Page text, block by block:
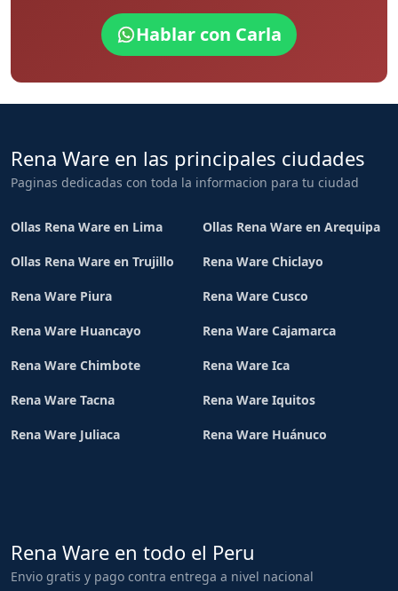
Hablar con Carla
Rena Ware en las principales ciudades
Paginas dedicadas con toda la informacion para tu ciudad
Ollas Rena Ware en Lima Ollas Rena Ware en Arequipa
Ollas Rena Ware en Trujillo Rena Ware Chiclayo
Rena Ware Piura Rena Ware Cusco
Rena Ware Huancayo Rena Ware Cajamarca
Rena Ware Chimbote Rena Ware Ica
Rena Ware Tacna Rena Ware Iquitos
Rena Ware Juliaca Rena Ware Huánuco
Rena Ware en todo el Peru
Envio gratis y pago contra entrega a nivel nacional